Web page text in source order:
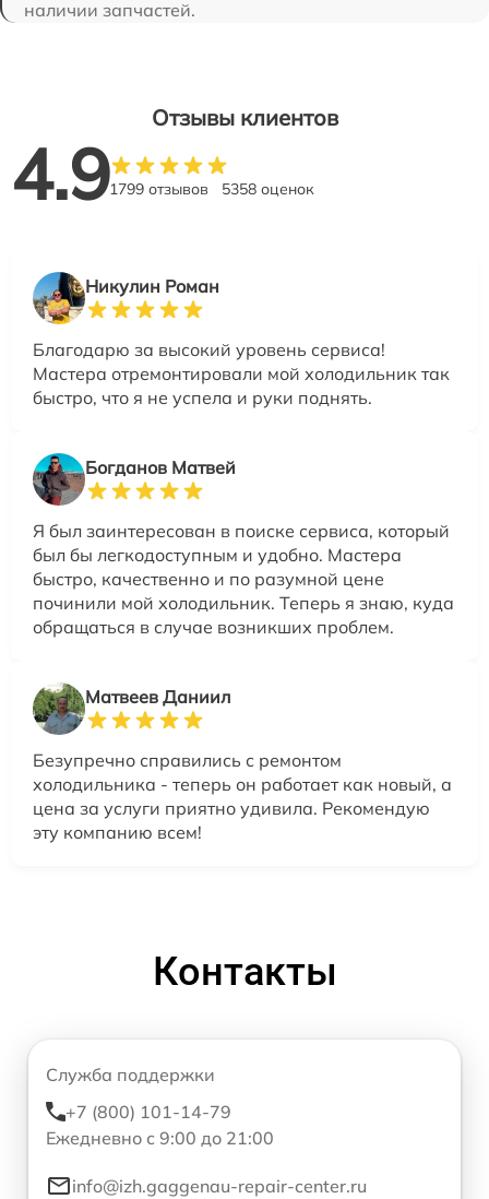
наличии запчастей.
Отзывы клиентов
4.91799 отзывов 5358 оценок
Никулин Роман
Благодарю за высокий уровень сервиса!
Мастера отремонтировали мой холодильник так
быстро, что я не успела и руки поднять.
Богданов Матвей
Я был заинтересован в поиске сервиса, который
был бы легкодоступным и удобно. Мастера
быстро, качественно и по разумной цене
починили мой холодильник. Теперь я знаю, куда
обращаться в случае возникших проблем.
Матвеев Даниил
Безупречно справились с ремонтом
холодильника - теперь он работает как новый, а
цена за услуги приятно удивила. Рекомендую
эту компанию всем!
Контакты
Служба поддержки
+7 (800) 101-14-79
Ежедневно с 9:00 до 21:00
info@izh.gaggenau-repair-center.ru